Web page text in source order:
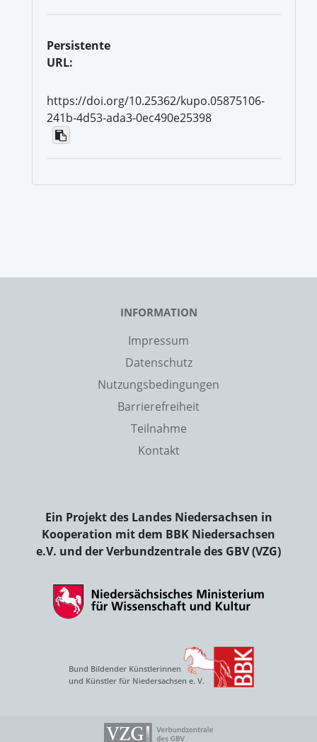
Persistente
URL:
https://doi.org/10.25362/kupo.05875106-
241b-4d53-ada3-0ec490e25398
INFORMATION
Impressum
Datenschutz
Nutzungsbedingungen
Barrierefreiheit
Teilnahme
Kontakt
Ein Projekt des Landes Niedersachsen in
Kooperation mit dem BBK Niedersachsen
e.V. und der Verbundzentrale des GBV (VZG)
Bund Bildender Künstlerinnen
und Künstler für Niedersachsen e. V.